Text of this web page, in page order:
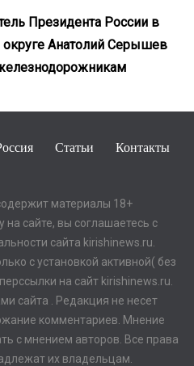
Президента России в
Анатолий Серышев
Статьи Контакты
материалы 18+
сайте, вы соглашаетесь с
сайта kirishinews.ru.
с установкой активной( без
на сайт kirishinews.ru.
сайта . Редакция не несет
комментариев. Мнение
с мнением авторов. Все права
их владельцам.